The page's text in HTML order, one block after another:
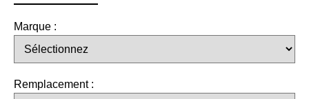
Marque :
Remplacement :